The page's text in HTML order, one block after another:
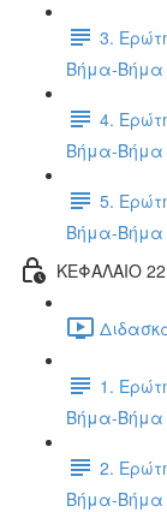
3.
Βήμα-Βήμα
4.
Βήμα-Βήμα
5.
Βήμα-Βήμα
ΚΕΦΑΛΑΙΟ
1.
Βήμα-Βήμα
2.
Βήμα-Βήμα